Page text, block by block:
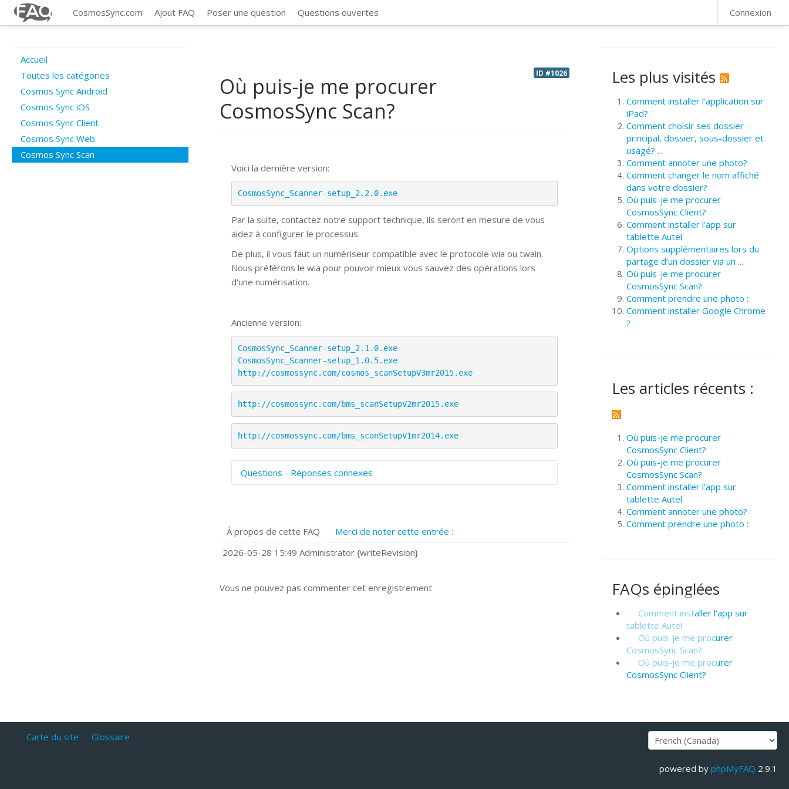
CosmosSync.com Ajout FAQ Poser une question Questions ouvertes Connexion
Accueil
Toutes les catégories
Cosmos Sync Android
Cosmos Sync iOS
Cosmos Sync Client
Cosmos Sync Web
Cosmos Sync Scan
ID #1026
Où puis-je me procurer
CosmosSync Scan?
Voici la dernière version:
CosmosSync_Scanner-setup_2.2.0.exe
Par la suite, contactez notre support technique, ils seront en mesure de vous
aidez à configurer le processus.
De plus, il vous faut un numériseur compatible avec le protocole wia ou twain.
Nous préférons le wia pour pouvoir mieux vous sauvez des opérations lors
d'une numérisation.
Ancienne version:
CosmosSync_Scanner-setup_2.1.0.exe
CosmosSync_Scanner-setup_1.0.5.exe
http://cosmossync.com/cosmos_scanSetupV3mr2015.exe
http://cosmossync.com/bms_scanSetupV2mr2015.exe
http://cosmossync.com/bms_scanSetupV1mr2014.exe
Questions - Réponses connexes
Quels navigateurs web sont supportés ?
Comment installer Google Chrome ?
À propos de cette FAQ
Merci de noter cette entrée :
2026-05-28 15:49 Administrator {writeRevision}
Vous ne pouvez pas commenter cet enregistrement
Les plus visités
Comment installer l'application sur
iPad?
Comment choisir ses dossier
principal, dossier, sous-dossier et
usagé? ...
Comment annoter une photo?
Comment changer le nom affiché
dans votre dossier?
Où puis-je me procurer
CosmosSync Client?
Comment installer l'app sur
tablette Autel
Options supplémentaires lors du
partage d’un dossier via un ...
Où puis-je me procurer
CosmosSync Scan?
Comment prendre une photo :
Comment installer Google Chrome
?
Les articles récents :
Où puis-je me procurer
CosmosSync Client?
Où puis-je me procurer
CosmosSync Scan?
Comment installer l'app sur
tablette Autel
Comment annoter une photo?
Comment prendre une photo :
FAQs épinglées
Comment installer l'app sur
tablette Autel
Où puis-je me procurer
CosmosSync Scan?
Où puis-je me procurer
CosmosSync Client?
Carte du site Glossaire
powered by phpMyFAQ 2.9.1